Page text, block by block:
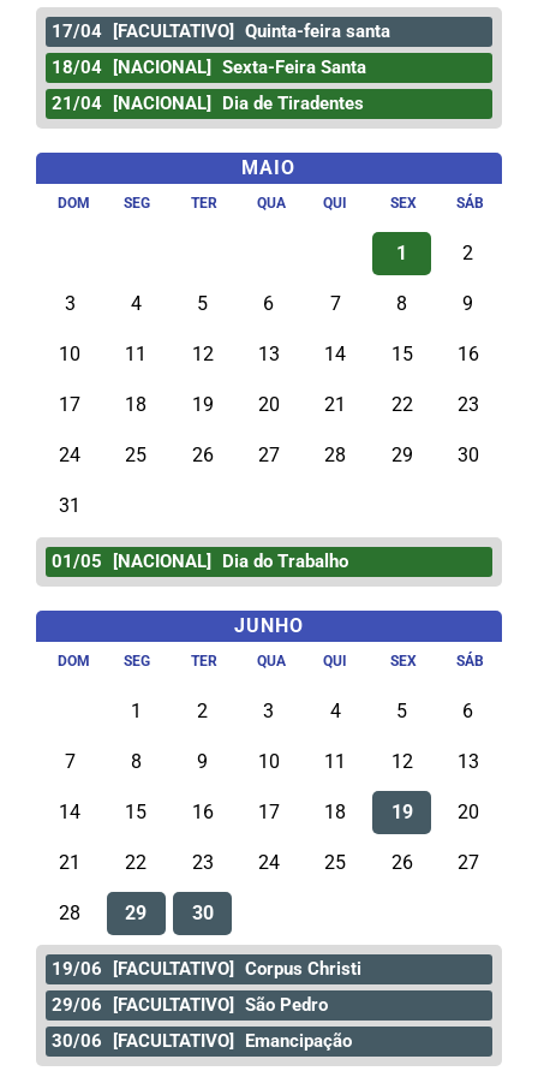
17/04 [FACULTATIVO]
Quinta-feira santa
18/04
[NACIONAL]
Sexta-Feira Santa
21/04
[NACIONAL] Dia de Tiradentes
MAIO
DOM SEG TER QUA QUI SEX SÁB
1 2
3 4 5 6 7 8 9
10 11 12 13 14 15 16
17 18 19 20 21 22 23
24 25 26 27 28 29 30
31
01/05 [NACIONAL] Dia do Trabalho
JUNHO
DOM SEG TER QUA QUI SEX SÁB
1 2 3 4 5 6
7 8 9 10 11 12 13
14 15 16 17 18 19 20
21 22 23 24 25 26 27
28 29 30
19/06 [FACULTATIVO]
Corpus Christi
29/06
[FACULTATIVO]
São Pedro
30/06
[FACULTATIVO] Emancipação